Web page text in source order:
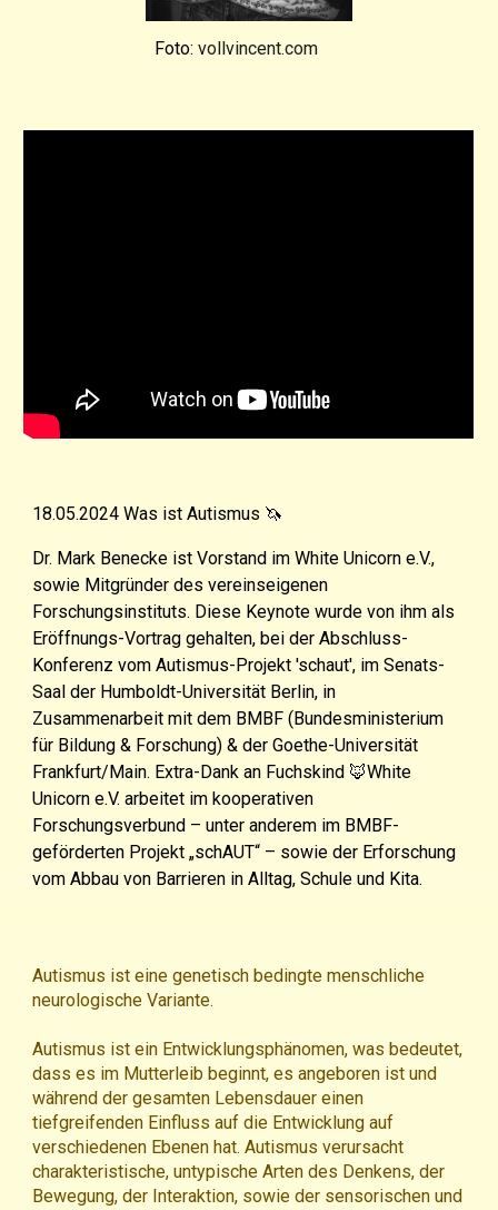
Foto: vollvincent.com
18.05.2024 Was ist Autismus 🦄
Dr. Mark Benecke istVorstand im White Unicorn e.V.,
sowie Mitgründer des vereinseigenen
Forschungsinstituts. Diese Keynotewurde von ihm als
Eröffnungs-Vortrag gehalten, bei der Abschluss-
Konferenz vom Autismus-Projekt 'schaut', im Senats-
Saal der Humboldt-Universität Berlin, in
Zusammenarbeit mit dem BMBF (Bundesministerium
für Bildung & Forschung) & der Goethe-Universität
Frankfurt/Main. Extra-Dank an Fuchskind 🦊White
Unicorn e.V. arbeitet im kooperativen
Forschungsverbund – unter anderem im BMBF-
geförderten Projekt „schAUT“ – sowie der Erforschung
vom Abbau von Barrieren in Alltag, Schule und Kita.
Autismus ist eine genetisch bedingte menschliche
neurologische Variante.
Autismus ist ein Entwicklungsphänomen, was bedeutet,
dass es im Mutterleib beginnt, es angeboren ist und
während der gesamten Lebensdauer einen
tiefgreifenden Einfluss auf die Entwicklung auf
verschiedenen Ebenen hat. Autismus verursacht
charakteristische, untypische Arten des Denkens, der
Bewegung, der Interaktion, sowie der sensorischen und